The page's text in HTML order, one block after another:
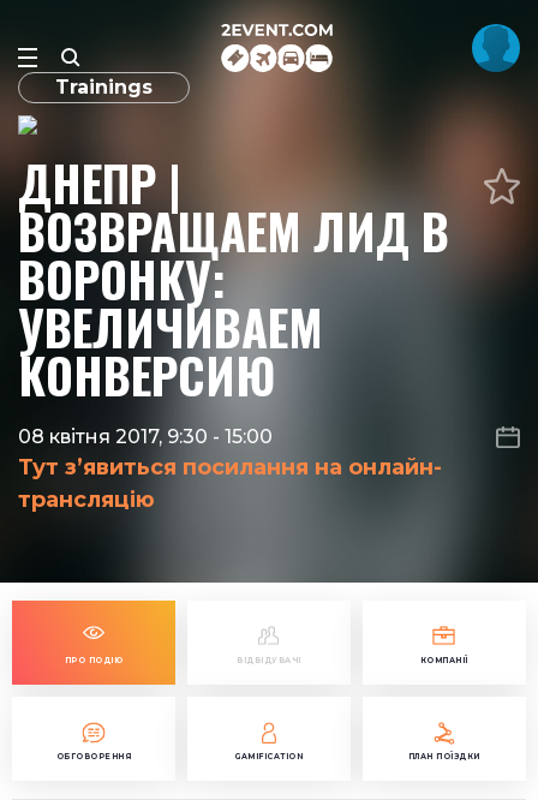
Trainings
ДНЕПР |
ВОЗВРАЩАЕМ ЛИД В
ВОРОНКУ:
УВЕЛИЧИВАЕМ
КОНВЕРСИЮ
08 квітня 2017, 9:30 - 15:00
Тут з’явиться посилання на онлайн-
трансляцію
ПРО ПОДІЮ ВІДВІДУВАЧІ КОМПАНІЇ
ОБГОВОРЕННЯ GAMIFICATION ПЛАН ПОЇЗДКИ